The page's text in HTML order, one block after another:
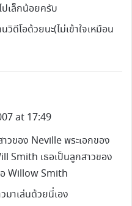
ปเล็กน้อยครับ
ดีโอด้วยนะ(ไม่เข้าใจเหมือน
at 17:49
วของ Neville พระเอกของ
Smith เธอเป็นลูกสาวของ
Willow Smith
มาเล่นด้วยนี่เอง